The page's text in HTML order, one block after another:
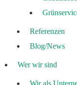
Referenzen
Blog/News
Wer wir sind